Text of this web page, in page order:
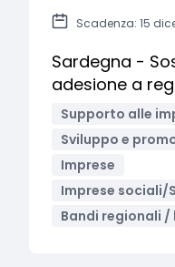
Scadenza: 15
Sardegna -
adesione a
Supporto alle
Sviluppo e
Imprese
Imprese sociali/
Bandi regionali /